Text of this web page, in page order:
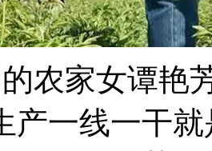
农家女谭艳
产一线一干